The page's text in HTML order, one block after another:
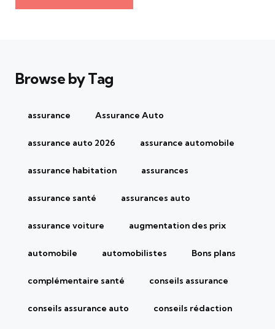
Browse by Tag
assurance Assurance Auto
assurance auto 2026 assurance automobile
assurance habitation assurances
assurance santé assurances auto
assurance voiture augmentation des prix
automobile automobilistes Bons plans
complémentaire santé conseils assurance
conseils assurance auto conseils rédaction